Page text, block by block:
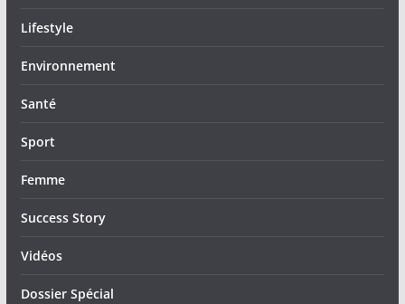
Lifestyle
Environnement
Santé
Sport
Femme
Success Story
Vidéos
Dossier Spécial